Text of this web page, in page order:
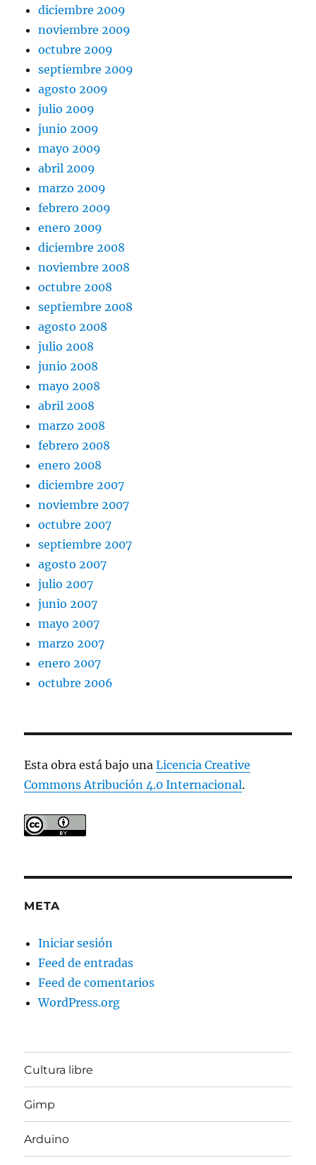
diciembre 2009
noviembre 2009
octubre 2009
septiembre 2009
agosto 2009
julio 2009
junio 2009
mayo 2009
abril 2009
marzo 2009
febrero 2009
enero 2009
diciembre 2008
noviembre 2008
octubre 2008
septiembre 2008
agosto 2008
julio 2008
junio 2008
mayo 2008
abril 2008
marzo 2008
febrero 2008
enero 2008
diciembre 2007
noviembre 2007
octubre 2007
septiembre 2007
agosto 2007
julio 2007
junio 2007
mayo 2007
marzo 2007
enero 2007
octubre 2006
Esta obra está bajo unaLicencia Creative
Commons Atribución 4.0 Internacional.
META
Iniciar sesión
Feed de entradas
Feed de comentarios
WordPress.org
Cultura libre
Gimp
Arduino